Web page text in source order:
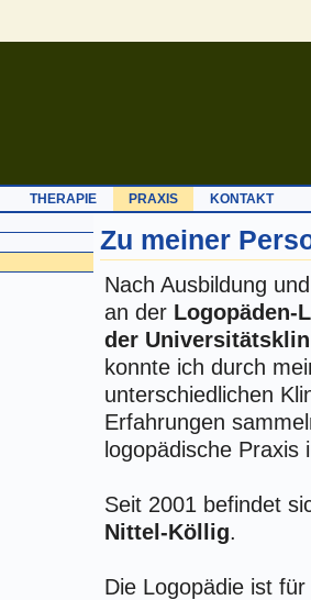
THERAPIE PRAXIS
KONTAKT
Zu meiner
Nach Ausbildung
an der Logopäden-
der
konnte ich durch
unterschiedlichen
Erfahrungen
logopädische Praxis
Seit 2001 befindet
Nittel-Köllig.
Die Logopädie ist